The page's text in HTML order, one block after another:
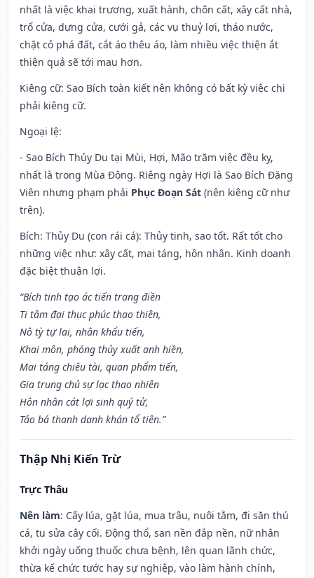
nhất là việc khai trương, xuất hành, chôn cất, xây cất nhà,
trổ cửa, dựng cửa, cưới gả, các vụ thuỷ lợi, tháo nước,
chặt cỏ phá đất, cắt áo thêu áo, làm nhiều việc thiện ắt
thiện quả sẽ tới mau hơn.
Kiêng cữ: Sao Bích toàn kiết nên không có bất kỳ việc chi
phải kiêng cữ.
Ngoại lệ:
- Sao Bích Thủy Du tại Mùi, Hợi, Mão trăm việc đều kỵ,
nhất là trong Mùa Đông. Riêng ngày Hợi là Sao Bích Đăng
Viên nhưng phạm phải Phục Đoạn Sát (nên kiêng cữ như
trên).
Bích: Thủy Du (con rái cá): Thủy tinh, sao tốt. Rất tốt cho
những việc như: xây cất, mai táng, hôn nhân. Kinh doanh
đặc biệt thuận lợi.
“Bích tinh tạo ác tiến trang điền
Ti tâm đại thục phúc thao thiên,
Nô tỳ tự lai, nhân khẩu tiến,
Khai môn, phóng thủy xuất anh hiền,
Mai táng chiêu tài, quan phẩm tiến,
Gia trung chủ sự lạc thao nhiên
Hôn nhân cát lợi sinh quý tử,
Tảo bá thanh danh khán tổ tiên.”
Thập Nhị Kiến Trừ
Trực Thâu
Nên làm: Cấy lúa, gặt lúa, mua trâu, nuôi tằm, đi săn thú
cá, tu sửa cây cối. Động thổ, san nền đắp nền, nữ nhân
khởi ngày uống thuốc chưa bệnh, lên quan lãnh chức,
thừa kế chức tước hay sự nghiệp, vào làm hành chính,